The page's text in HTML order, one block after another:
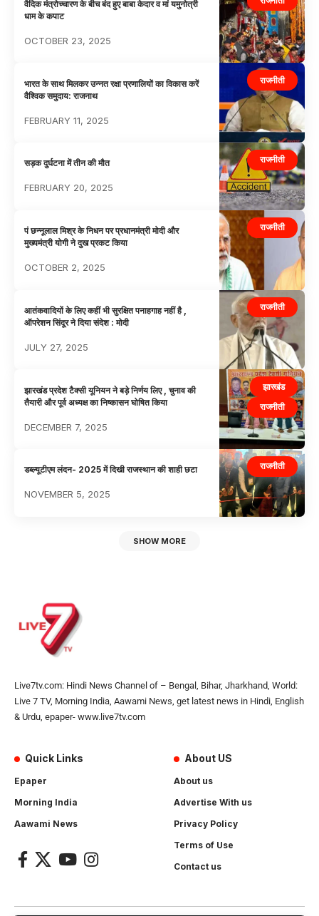
वैदिक मंत्रोच्चारण के बीच बंद हुए बाबा केदार व मां यमुनोत्री
धाम के कपाट
OCTOBER 23, 2025
राजनीती
भारत के साथ मिलकर उन्नत रक्षा प्रणालियों का विकास करें
वैश्विक समुदाय: राजनाथ
FEBRUARY 11, 2025
राजनीती
सड़क दुर्घटना में तीन की मौत
FEBRUARY 20, 2025
राजनीती
पं छन्नूलाल मिश्र के निधन पर प्रधानमंत्री मोदी और
मुख्यमंत्री योगी ने दुख प्रकट किया
OCTOBER 2, 2025
राजनीती
आतंकवादियों के लिए कहीं भी सुरक्षित पनाहगाह नहीं है ,
ऑपरेशन सिंदूर ने दिया संदेश : मोदी
JULY 27, 2025
झारखंड
राजनीती
झारखंड प्रदेश टैक्सी यूनियन ने बड़े निर्णय लिए , चुनाव की
तैयारी और पूर्व अध्यक्ष का निष्कासन घोषित किया
DECEMBER 7, 2025
राजनीती
डब्ल्यूटीएम लंदन- 2025 में दिखी राजस्थान की शाही छटा
NOVEMBER 5, 2025
SHOW MORE
Live7tv.com: Hindi News Channel of – Bengal, Bihar, Jharkhand, World:
Live 7 TV, Morning India, Aawami News, get latest news in Hindi, English
& Urdu, epaper- www.live7tv.com
Quick Links
Epaper
Morning India
Aawami News
About US
About us
Advertise With us
Privacy Policy
Terms of Use
Contact us